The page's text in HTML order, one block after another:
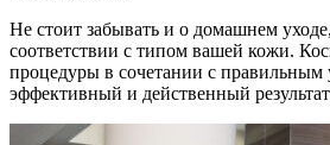
Не стоит забывать и о домашнем
соответствии с типом вашей кожи.
процедуры в сочетании с правильным
эффективный и действенный